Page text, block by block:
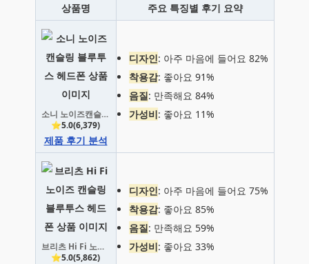
상품명 주요 특징별 후기 요약
소니 노이즈캔슬링 블루투스 헤드폰
⭐5.0(6,379)
제품 후기 분석
디자인: 아주 마음에 들어요 82%
착용감: 좋아요 91%
음질: 만족해요 84%
가성비: 좋아요 11%
브리츠 Hi Fi 노이즈 캔슬링 블루투스 헤드폰
⭐5.0(5,862)
디자인: 아주 마음에 들어요 75%
착용감: 좋아요 85%
음질: 만족해요 59%
가성비: 좋아요 33%